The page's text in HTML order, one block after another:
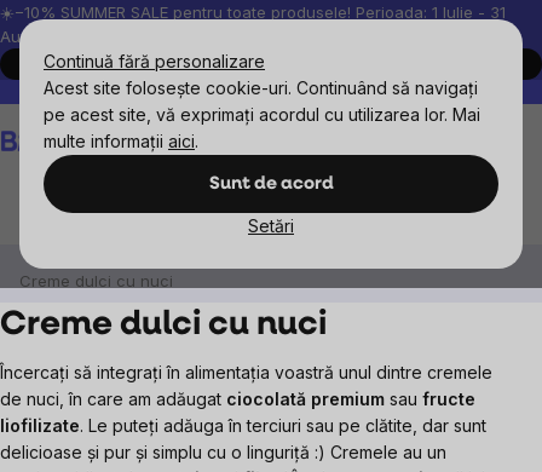
Continuă fără personalizare
Acest site folosește cookie-uri. Continuând să navigați
pe acest site, vă exprimați acordul cu utilizarea lor. Mai
multe informații aici.
Sunt de acord
Setări
Treci
la
conținut
☀️−10% SUMMER SALE pentru toate produsele! Perioada: 1 Iulie - 31
August, 2026.
Cumpără acum
Peste 200.000 de recenzii verificate
Produsele noastre sunt
Coş
de
Creme dulci cu nuci
Creme dulci cu nuci
Încercați să integrați în alimentația voastră unul dintre cremele
de nuci, în care am adăugat ciocolată premium sau fructe
liofilizate. Le puteți adăuga în terciuri sau pe clătite, dar sunt
delicioase și pur și simplu cu o linguriță :) Cremele au un